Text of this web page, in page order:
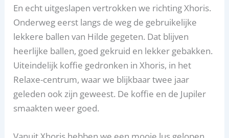
En echt uitgeslapen vertrokken we richting Xhoris.
Onderweg eerst langs de weg de gebruikelijke
lekkere ballen van Hilde gegeten. Dat blijven
heerlijke ballen, goed gekruid en lekker gebakken.
Uiteindelijk koffie gedronken in Xhoris, in het
Relaxe-centrum, waar we blijkbaar twee jaar
geleden ook zijn geweest. De koffie en de Jupiler
smaakten weer goed.